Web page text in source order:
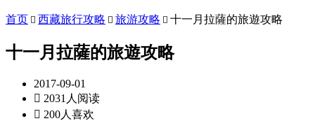
首页  西藏旅行攻略  旅游攻略  十一月拉薩的旅遊攻略
十一月拉薩的旅遊攻略
2017-09-01
 2031人阅读
 200人喜欢